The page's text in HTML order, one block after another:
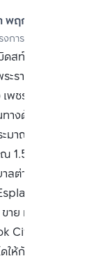
ฤกษา เรียล
จำกัด
น)
การ
ท์ พระราม 9)
ราม 9 ประมาณ
พชรบุรี, สุขุมวิท,
งด้วยระบบ
าณ 350 เมตร
กิโลเมตร
ต่างๆทั้ง
โรง
ย หรือ เช่า คอน
CitiSmart ได้
ห้กับท่าน